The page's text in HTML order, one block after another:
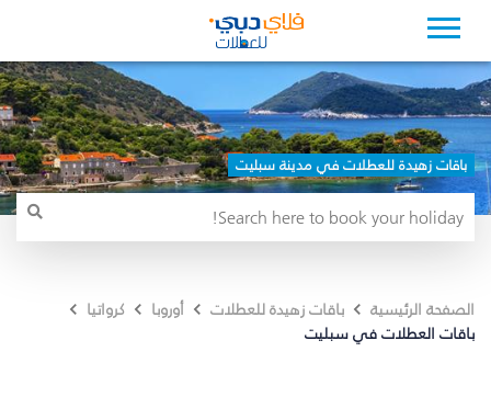
باقات زهيدة للعطلات في مدينة سبليت
الصفحة الرئيسية باقات زهيدة للعطلات أوروبا
كرواتيا
باقات العطلات في سبليت